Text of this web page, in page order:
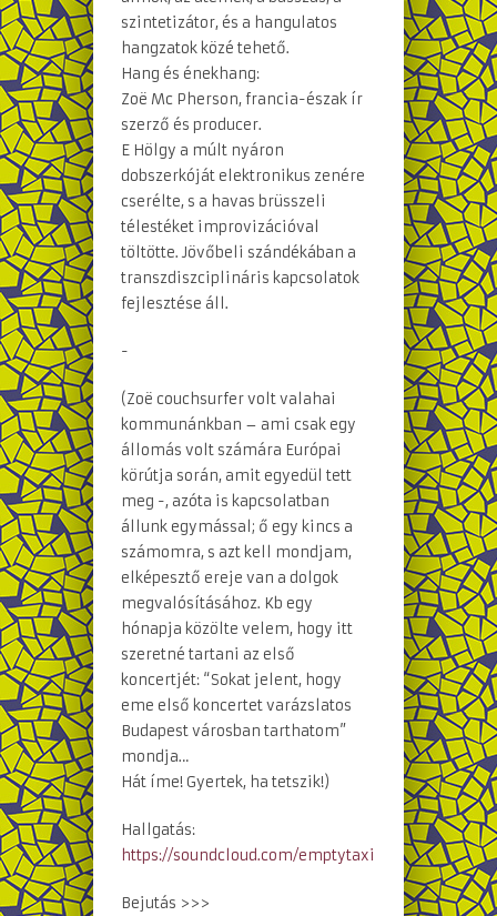
szintetizátor, és a hangulatos
hangzatok közé tehető.
Hang és énekhang:
Zoë Mc Pherson, francia-észak ír
szerző és producer.
E Hölgy a múlt nyáron
dobszerkóját elektronikus zenére
cserélte, s a havas brüsszeli
télestéket improvizációval
töltötte. Jövőbeli szándékában a
transzdiszciplináris kapcsolatok
fejlesztése áll.
-
(Zoë couchsurfer volt valahai
kommunánkban – ami csak egy
állomás volt számára Európai
körútja során, amit egyedül tett
meg -, azóta is kapcsolatban
állunk egymással; ő egy kincs a
számomra, s azt kell mondjam,
elképesztő ereje van a dolgok
megvalósításához. Kb egy
hónapja közölte velem, hogy itt
szeretné tartani az első
koncertjét: “Sokat jelent, hogy
eme első koncertet varázslatos
Budapest városban tarthatom”
mondja…
Hát íme! Gyertek, ha tetszik!)
Hallgatás:
https://soundcloud.com/emptytaxi
Bejutás >>>